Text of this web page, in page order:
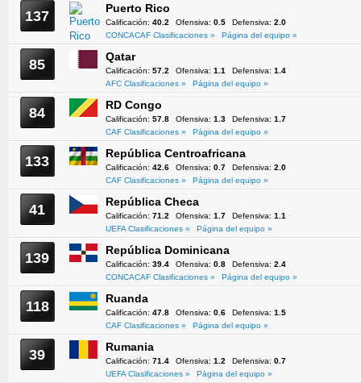
137 Puerto Rico
Calificación: 40.2 Ofensiva: 0.5 Defensiva: 2.0
CONCACAF Clasificaciones »
Página del equipo »
85 Qatar
Calificación: 57.2 Ofensiva: 1.1 Defensiva: 1.4
AFC Clasificaciones »
Página del equipo »
84 RD Congo
Calificación: 57.8 Ofensiva: 1.3 Defensiva: 1.7
CAF Clasificaciones »
Página del equipo »
133 República Centroafricana
Calificación: 42.6 Ofensiva: 0.7 Defensiva: 2.0
CAF Clasificaciones »
Página del equipo »
41 República Checa
Calificación: 71.2 Ofensiva: 1.7 Defensiva: 1.1
UEFA Clasificaciones »
Página del equipo »
139 República Dominicana
Calificación: 39.4 Ofensiva: 0.8 Defensiva: 2.4
CONCACAF Clasificaciones »
Página del equipo »
118 Ruanda
Calificación: 47.8 Ofensiva: 0.6 Defensiva: 1.5
CAF Clasificaciones »
Página del equipo »
39 Rumania
Calificación: 71.4 Ofensiva: 1.2 Defensiva: 0.7
UEFA Clasificaciones »
Página del equipo »